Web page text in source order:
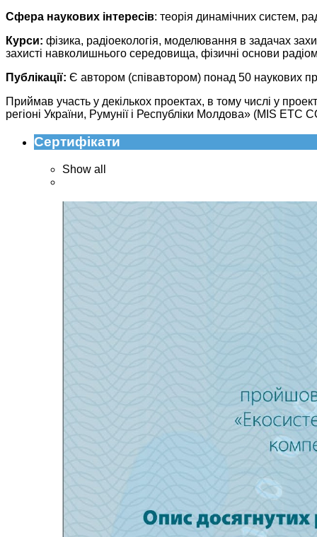
Сфера наукових інтересів: теорія динамічних систем,
Курси: фізика, радіоекологія, моделювання в задачах
захисті навколишнього середовища, фізичні основи
Публікації: Є автором (співавтором) понад 50 наукових
Приймав участь у декількох проектах, в тому числі у
регіоні України, Румунії і Республіки Молдова» (MIS ETC
Сертифікати
Show all